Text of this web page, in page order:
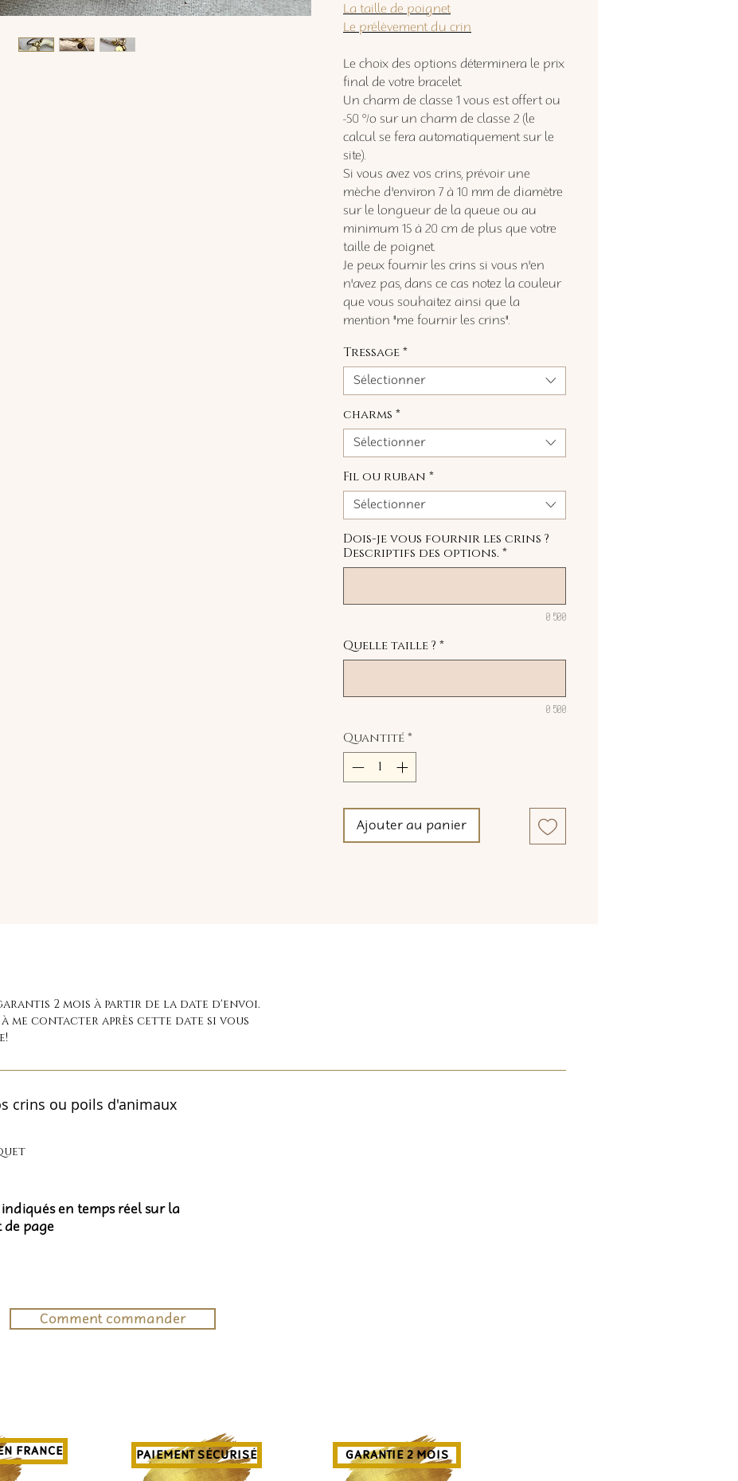
La taille de poignet
Le prélèvement du crin
Le choix des options déterminera le prix
final de votre bracelet.
Un charm de classe 1 vous est offert ou
-50 °/o sur un charm de classe 2 (le
calcul se fera automatiquement sur le
site).
Si vous avez vos crins, prévoir une
mèche d'environ 7 à 10 mm de diamètre
sur le longueur de la queue ou au
minimum 15 à 20 cm de plus que votre
taille de poignet.
Je peux fournir les crins si vous n'en
n'avez pas, dans ce cas notez la couleur
que vous souhaitez ainsi que la
mention "me fournir les crins".
Tressage*
Sélectionner
charms *
Sélectionner
Fil ou ruban *
Sélectionner
Dois-je vous fournir les crins ?
Descriptifs des options. *
0/500
Quelle taille ? *
0/500
Quantité*
Ajouter au panier
2 mois à partir de la date d'envoi.
à me contacter après cette date si vous
crins ou poils d'animaux
en temps réel sur la
page
Comment commander
FRANCE PAIEMENT SÉCURISÉ GARANTIE 2 MOIS